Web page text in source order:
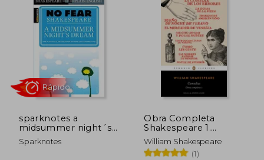
45%
$ 75.777
45%
dcto.
sparknotes a
midsummer night´s
dream (en Inglés)
Sparknotes
Obra Completa
Shakespeare 1.
Comedias
William Shakespeare
(1)